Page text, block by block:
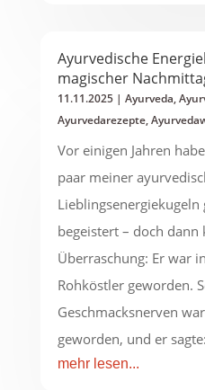
Ayurvedische
magischer
11.11.2025| Ayurveda,
Ayurvedarezepte,
Vor einigen Jahren
paar meiner
Lieblingsenergiekugeln
begeistert – doch dann
Überraschung: Er war
Rohköstler geworden.
Geschmacksnerven
geworden, und er
mehr lesen...